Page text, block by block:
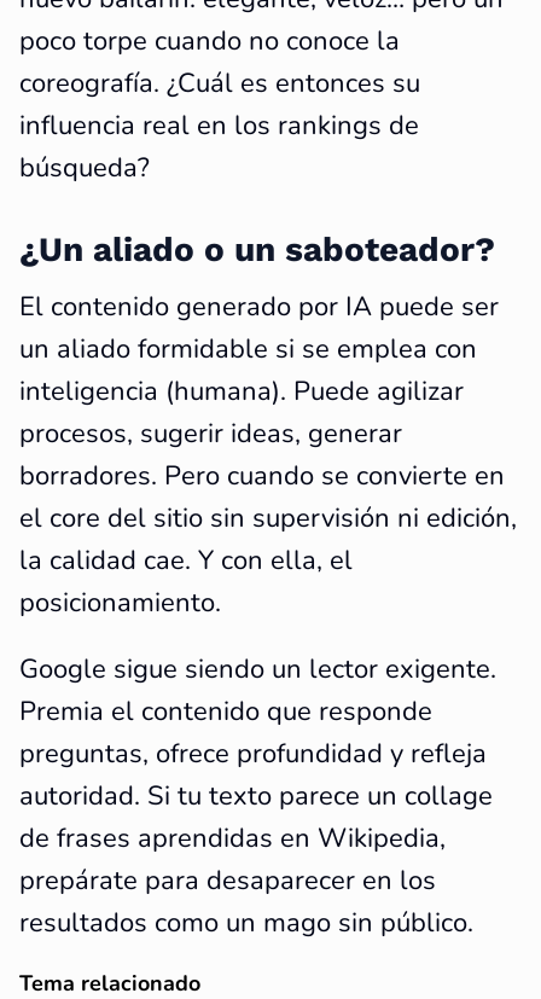
poco torpe cuando no conoce la
coreografía. ¿Cuál es entonces su
influencia real en los rankings de
búsqueda?
¿Un aliado o un saboteador?
El contenido generado por IA puede ser
un aliado formidable si se emplea con
inteligencia (humana). Puede agilizar
procesos, sugerir ideas, generar
borradores. Pero cuando se convierte en
el core del sitio sin supervisión ni edición,
la calidad cae. Y con ella, el
posicionamiento.
Google sigue siendo un lector exigente.
Premia el contenido que responde
preguntas, ofrece profundidad y refleja
autoridad. Si tu texto parece un collage
de frases aprendidas en Wikipedia,
prepárate para desaparecer en los
resultados como un mago sin público.
Tema relacionado